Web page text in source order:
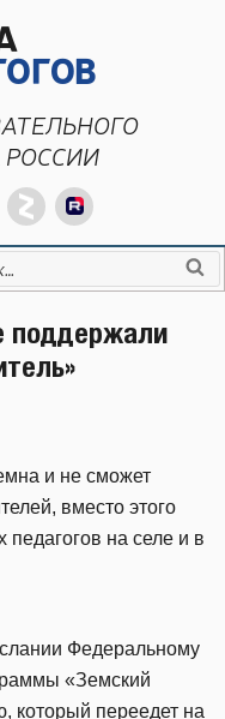
РОССИИ
поддержали
и не сможет
вместо этого
педагогов на селе и в
Федеральному
«Земский
который переедет на